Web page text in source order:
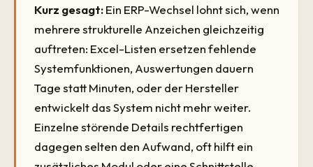
Kurz gesagt:Ein ERP-Wechsel lohnt sich, wenn
mehrere strukturelle Anzeichen gleichzeitig
auftreten: Excel-Listen ersetzen fehlende
Systemfunktionen, Auswertungen dauern
Tage statt Minuten, oder der Hersteller
entwickelt das System nicht mehr weiter.
Einzelne störende Details rechtfertigen
dagegen selten den Aufwand, oft hilft ein